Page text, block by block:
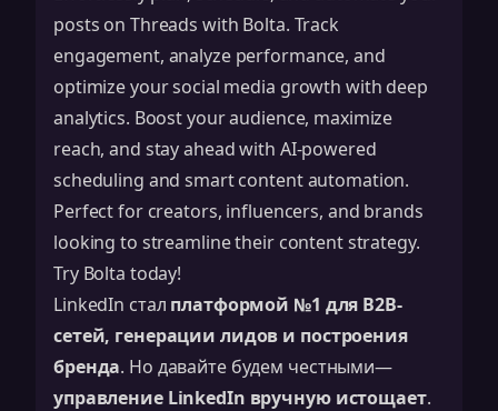
LinkedIn стал платформой №1 для B2B-
сетей, генерации лидов и построения
бренда. Но давайте будем честными—
управление LinkedIn вручную истощает.